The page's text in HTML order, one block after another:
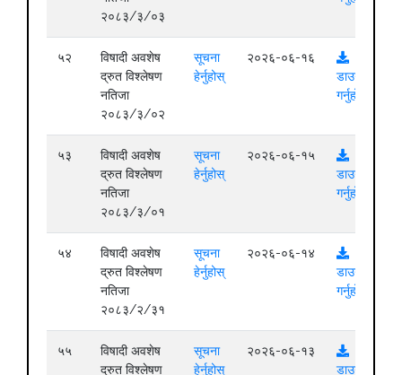
२०८३/३/०३
५२
विषादी अवशेष
द्रुत विश्लेषण
नतिजा
२०८३/३/०२
सूचना
हेर्नुहोस्
२०२६-०६-१६
डाउनलोड
गर्नुहोस्
५३
विषादी अवशेष
द्रुत विश्लेषण
नतिजा
२०८३/३/०१
सूचना
हेर्नुहोस्
२०२६-०६-१५
डाउनलोड
गर्नुहोस्
५४
विषादी अवशेष
द्रुत विश्लेषण
नतिजा
२०८३/२/३१
सूचना
हेर्नुहोस्
२०२६-०६-१४
डाउनलोड
गर्नुहोस्
५५
विषादी अवशेष
द्रुत विश्लेषण
सूचना
हेर्नुहोस्
२०२६-०६-१३
डाउनलोड